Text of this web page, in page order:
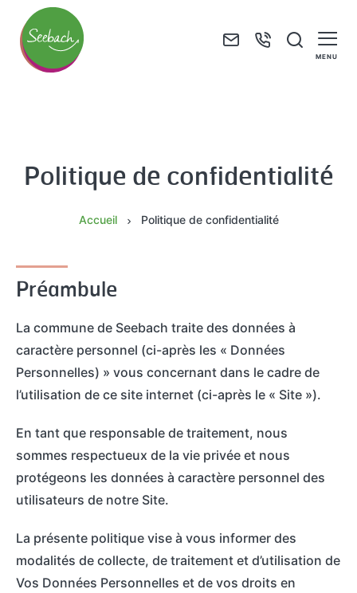
S
e
b
a
c
h
F
a
r
o
n
t
a
t
+
3
8
0
6
e
MENU
Politique de confidentialité
Accueil Politique de confidentialité
Préambule
La commune de Seebach traite des données à
caractère personnel (ci-après les « Données
Personnelles) » vous concernant dans le cadre de
l’utilisation de ce site internet (ci-après le « Site »).
En tant que responsable de traitement, nous
sommes respectueux de la vie privée et nous
protégeons les données à caractère personnel des
utilisateurs de notre Site.
La présente politique vise à vous informer des
modalités de collecte, de traitement et d’utilisation de
Vos Données Personnelles et de vos droits en